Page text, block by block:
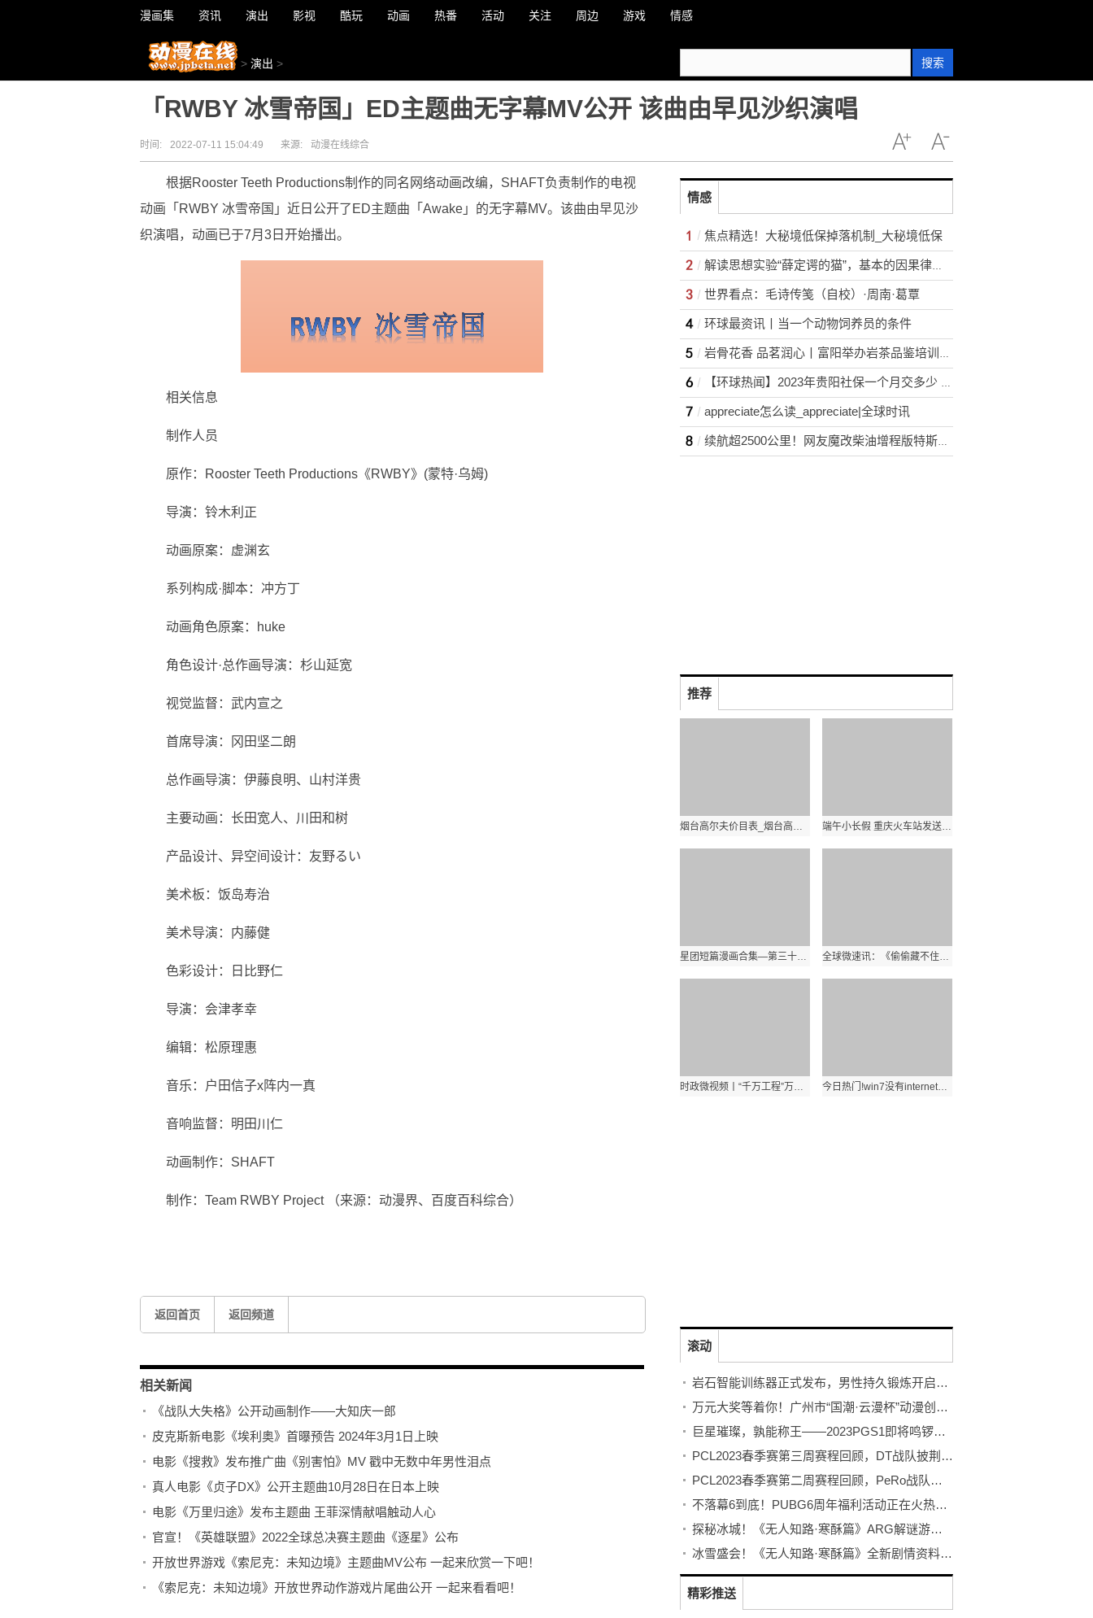
漫画集 资讯 演出 影视 酷玩 动画 热番 活动 关注 周边 游戏 情感
> 演出 > 搜索
「RWBY 冰雪帝国」ED主题曲无字幕MV公开 该曲由早见沙织演唱
时间: 2022-07-11 15:04:49 来源: 动漫在线综合
根据Rooster Teeth Productions制作的同名网络动画改编，SHAFT负责制作的电视
动画「RWBY 冰雪帝国」近日公开了ED主题曲「Awake」的无字幕MV。该曲由早见沙
织演唱，动画已于7月3日开始播出。
相关信息
制作人员
原作：Rooster Teeth Productions《RWBY》(蒙特·乌姆)
导演：铃木利正
动画原案：虚渊玄
系列构成·脚本：冲方丁
动画角色原案：huke
角色设计·总作画导演：杉山延宽
视觉监督：武内宣之
首席导演：冈田坚二朗
总作画导演：伊藤良明、山村洋贵
主要动画：长田宽人、川田和树
产品设计、异空间设计：友野るい
美术板：饭岛寿治
美术导演：内藤健
色彩设计：日比野仁
导演：会津孝幸
编辑：松原理惠
音乐：户田信子x阵内一真
音响监督：明田川仁
动画制作：SHAFT
制作：Team RWBY Project （来源：动漫界、百度百科综合）
返回首页 返回频道
相关新闻
《战队大失格》公开动画制作——大知庆一郎
皮克斯新电影《埃利奥》首曝预告 2024年3月1日上映
电影《搜救》发布推广曲《别害怕》MV 戳中无数中年男性泪点
真人电影《贞子DX》公开主题曲10月28日在日本上映
电影《万里归途》发布主题曲 王菲深情献唱触动人心
官宣！《英雄联盟》2022全球总决赛主题曲《逐星》公布
开放世界游戏《索尼克：未知边境》主题曲MV公布 一起来欣赏一下吧！
《索尼克：未知边境》开放世界动作游戏片尾曲公开 一起来看看吧！
情感
焦点精选！大秘境低保掉落机制_大秘境低保
解读思想实验“薛定谔的猫”，基本的因果律也不存在了！
世界看点：毛诗传笺（自校）·周南·葛覃
环球最资讯丨当一个动物饲养员的条件
岩骨花香 品茗润心丨富阳举办岩茶品鉴培训会|焦点播报
【环球热闻】2023年贵阳社保一个月交多少 2023贵阳个人社保缴纳需要多少钱
appreciate怎么读_appreciate|全球时讯
续航超2500公里！网友魔改柴油增程版特斯拉Model S|世界热文
推荐
烟台高尔夫价目表_烟台高尔夫 端午小长假 重庆火车站发送旅客85.4万人次
星团短篇漫画合集—第三十七期 全球速看 全球微速讯：《偷偷藏不住》赵露思发型推荐！圆脸人必试小脸浏海、直卷发造型一次看
时政微视频丨“千万工程”万千气象 天天热门 今日热门!win7没有internet信息服务_在Win7的 设置启用 ldquo 网络发现 rdquo 并保存修改了后 又自动调回 ldquo 关闭
滚动
岩石智能训练器正式发布，男性持久锻炼开启智能浪潮
万元大奖等着你！广州市“国潮·云漫杯”动漫创作大赛开赛！
巨星璀璨，孰能称王——2023PGS1即将鸣锣开赛！
PCL2023春季赛第三周赛程回顾，DT战队披荆斩棘登顶周冠
PCL2023春季赛第二周赛程回顾，PeRo战队绝地反击夺桂冠
不落幕6到底！PUBG6周年福利活动正在火热开启！
探秘冰城！《无人知路·寒酥篇》ARG解谜游戏！打破次元的更多可能！
冰雪盛会！《无人知路·寒酥篇》全新剧情资料片发布！ARG解谜游戏
精彩推送